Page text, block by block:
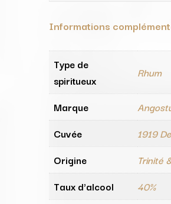
Informations
Type de
spiritueux
Rhum
Marque
Cuvée
1919
Origine
Trinité
Taux d'alcool
40%